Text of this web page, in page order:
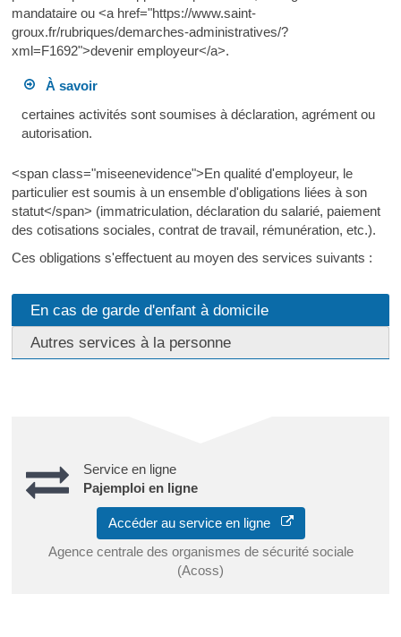
mandataire ou <a href="https://www.saint-
groux.fr/rubriques/demarches-administratives/?
xml=F1692">devenir employeur</a>.
À savoir
certaines activités sont soumises à déclaration, agrément ou
autorisation.
<span class="miseenevidence">En qualité d'employeur, le
particulier est soumis à un ensemble d'obligations liées à son
statut</span> (immatriculation, déclaration du salarié, paiement
des cotisations sociales, contrat de travail, rémunération, etc.).
Ces obligations s'effectuent au moyen des services suivants :
En cas de garde d'enfant à domicile
Autres services à la personne
Service en ligne
Pajemploi en ligne
Accéder au service en ligne
Agence centrale des organismes de sécurité sociale
(Acoss)